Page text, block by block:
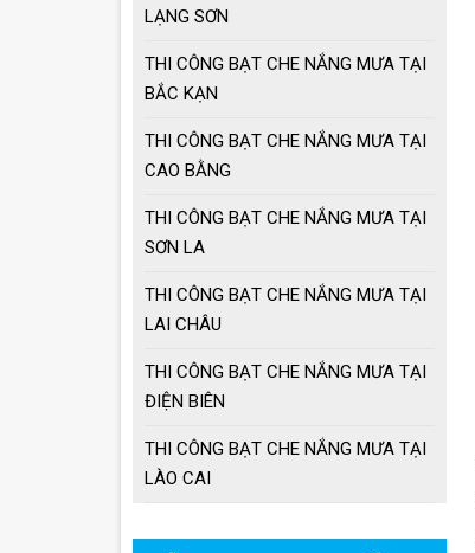
LẠNG SƠN
THI CÔNG BẠT CHE NẮNG MƯA TẠI
BẮC KẠN
THI CÔNG BẠT CHE NẮNG MƯA TẠI
CAO BẰNG
THI CÔNG BẠT CHE NẮNG MƯA TẠI
SƠN LA
THI CÔNG BẠT CHE NẮNG MƯA TẠI
LAI CHÂU
THI CÔNG BẠT CHE NẮNG MƯA TẠI
ĐIỆN BIÊN
THI CÔNG BẠT CHE NẮNG MƯA TẠI
LÀO CAI